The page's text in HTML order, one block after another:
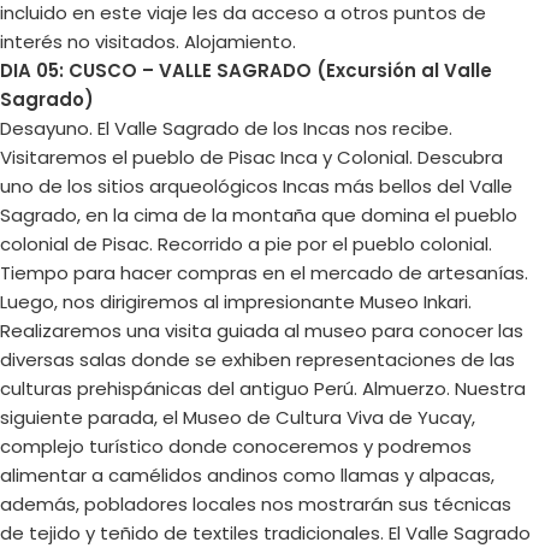
incluido en este viaje les da acceso a otros puntos de
interés no visitados. Alojamiento.
DIA 05: CUSCO – VALLE SAGRADO (Excursión al Valle
Sagrado)
Desayuno. El Valle Sagrado de los Incas nos recibe.
Visitaremos el pueblo de Pisac Inca y Colonial. Descubra
uno de los sitios arqueológicos Incas más bellos del Valle
Sagrado, en la cima de la montaña que domina el pueblo
colonial de Pisac. Recorrido a pie por el pueblo colonial.
Tiempo para hacer compras en el mercado de artesanías.
Luego, nos dirigiremos al impresionante Museo Inkari.
Realizaremos una visita guiada al museo para conocer las
diversas salas donde se exhiben representaciones de las
culturas prehispánicas del antiguo Perú. Almuerzo. Nuestra
siguiente parada, el Museo de Cultura Viva de Yucay,
complejo turístico donde conoceremos y podremos
alimentar a camélidos andinos como llamas y alpacas,
además, pobladores locales nos mostrarán sus técnicas
de tejido y teñido de textiles tradicionales. El Valle Sagrado